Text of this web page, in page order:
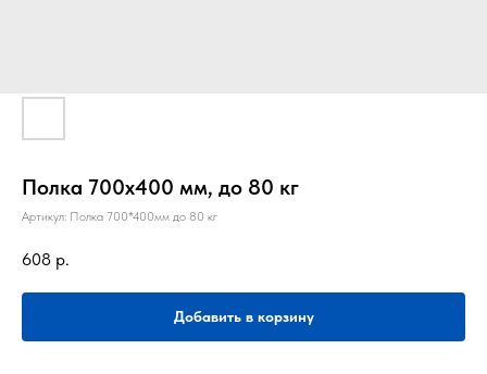
Полка 700х400 мм, до 80 кг
Артикул: Полка 700*400мм до 80 кг
608 р.
Добавить в корзину